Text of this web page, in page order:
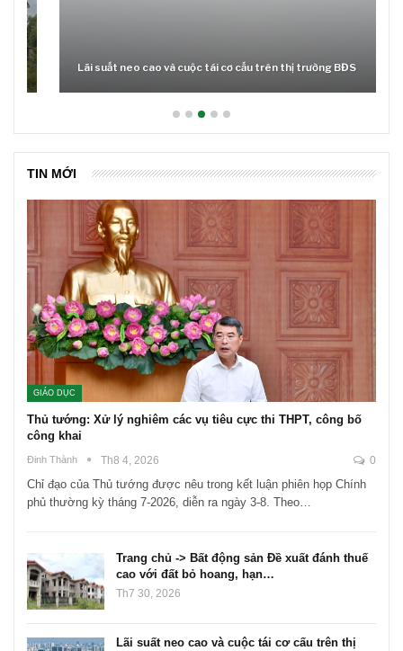
Lãi suất neo cao và cuộc tái cơ cấu trên thị trường BĐS
TIN MỚI
GIÁO DỤC
Thủ tướng: Xử lý nghiêm các vụ tiêu cực thi THPT, công bố
công khai
Đinh Thành Th8 4, 2026 0
Chỉ đạo của Thủ tướng được nêu trong kết luận phiên họp Chính
phủ thường kỳ tháng 7-2026, diễn ra ngày 3-8. Theo…
Trang chủ -> Bất động sản Đề xuất đánh thuế
cao với đất bỏ hoang, hạn…
Th7 30, 2026
Lãi suất neo cao và cuộc tái cơ cấu trên thị